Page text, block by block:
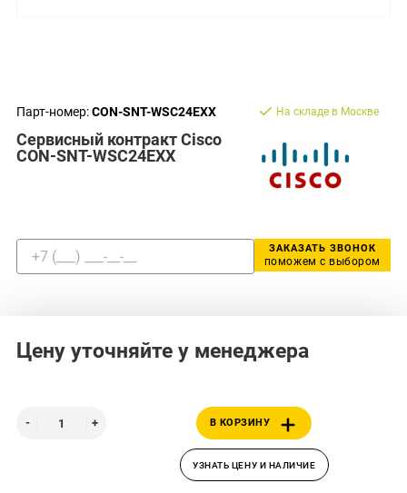
Парт-номер:CON-SNT-WSC24EXX
Сервисный контракт Cisco
CON-SNT-WSC24EXX
На складе в Москве
ЗАКАЗАТЬ ЗВОНОК
поможем с выбором
Цену уточняйте у менеджера
В КОРЗИНУ
УЗНАТЬ ЦЕНУ И НАЛИЧИЕ